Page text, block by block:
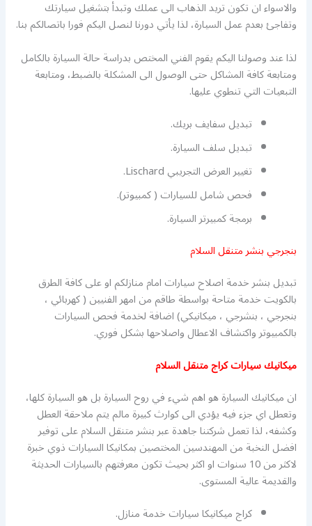
والاسواء ان تكون تريد الذهاب الى عملك وتبدأ بتشغيل سيارتك
وتفاجئ بعدم عمل السيارة، لذا يأتي دورنا لنصل اليكم فورا باتصالكم بنا.
لذا عند وصولنا اليكم يقوم الفني المختص بدراسة حالة السيارة بالكامل
ومتابعة كافة المشاكل حتى الوصول الى المشكلة بالضبط، ومتابعة
التبعيات التي تنطوي عليها.
تبديل سفايف بريك.
تبديل سلف السيارة.
تغيير العرض التجريبي Lischard.
فحص شامل للسيارات ( كمبيوتر).
برمجة كمبيرتر السيارة.
بنجرجي بنشر متنقل السلام
تبديل بنشر خدمة اصلاح سيارات امام منازلكم او على كافة الطرق
بالكويت خدمة متاحة بواسطة طاقم من امهر الفنيين ( كهربائي ،
بنجرجي ، بنشرجي ، ميكانيكي) اضافة لخدمة فحص السيارات
بالكمبيوتر واكتشاف الاعطال واصلاحها بشكل فوري.
ميكانيك سيارات كراج متنقل السلام
ان ميكانيك السيارة هو اهم شيء في روح السيارة بل هو السيارة كلها،
وتعطل اي جزء فيه يؤدي الى كوارث كبيرة مالم يتم ملاحقة العطل
وكشفه، لذا تعمل شركتنا جاهدة عبر بنشر متنقل السلام على توفير
افضل النخبة من المهندسين المختصين بمكانيكا السيارات ذوي خبرة
لاكثر من 10 سنوات او اكثر بحيث تكون معرفتهم بالسيارات الحديثة
والقديمة عالية المستوى.
كراج ميكانيكا سيارات خدمة منازل.